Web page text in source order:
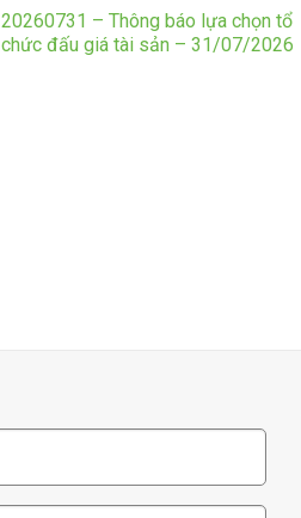
20260731 – Thông báo lựa chọn tổ
chức đấu giá tài sản – 31/07/2026